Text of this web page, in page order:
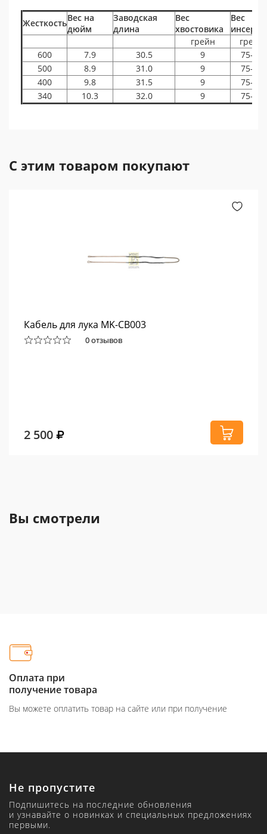
ЖесткостьВес на
дюйм
Заводская
длина
Вес
хвостовика
Вес
инсерта
грейн
грейн
600
7.9 30.5 9
75-50
500
8.9 31.0 9
75-50
400
9.8 31.5 9
75-50
340
10.3 32.0 9 75-50
С этим товаром покупают
Кабель для лука MK-CB003
0 отзывов
2 500
Вы смотрели
Оплата при
получение товара
Вы можете оплатить товар на сайте или при получение
Не пропустите
Подпишитесь на последние обновления
и узнавайте о новинках и специальных предложениях
первыми.